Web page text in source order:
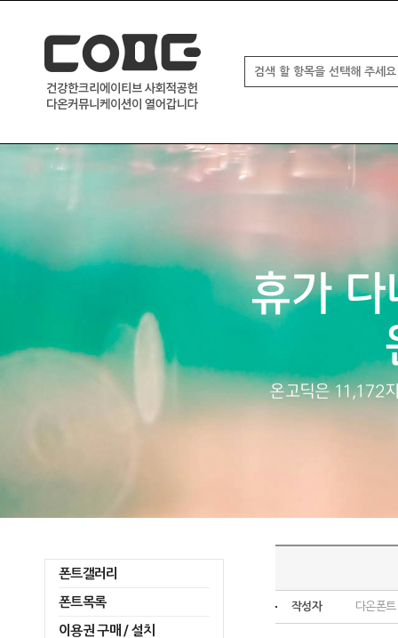
폰트갤러리
폰트목록
이용권 구매 / 설치
작성자 다온폰트